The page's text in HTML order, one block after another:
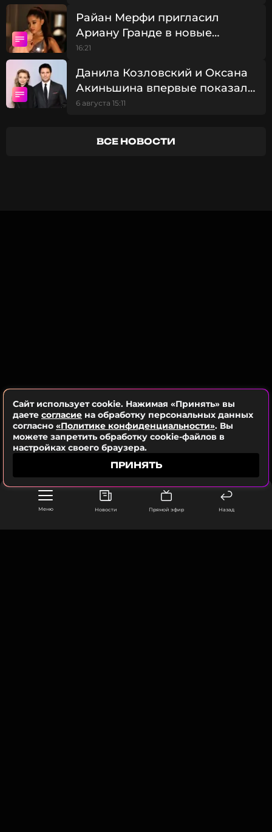
Меню Новости Прямой эфир Назад
Райан Мерфи пригласил
Ариану Гранде в новые
сезоны «Американской
16:21
Данила Козловский и Оксана
Акиньшина впервые показали
новорожденного сына
6 августа 15:11
ВСЕ НОВОСТИ
Сайт использует cookie. Нажимая «Принять» вы
даете согласие на обработку персональных данных
согласно «Политике конфиденциальности». Вы
можете запретить обработку cookie-файлов в
настройках своего браузера.
ПРИНЯТЬ